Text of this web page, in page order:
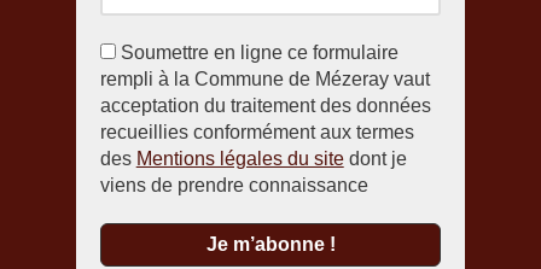
Soumettre en ligne ce formulaire
rempli à la Commune de Mézeray vaut
acceptation du traitement des données
recueillies conformément aux termes
des Mentions légales du sitedont je
viens de prendre connaissance